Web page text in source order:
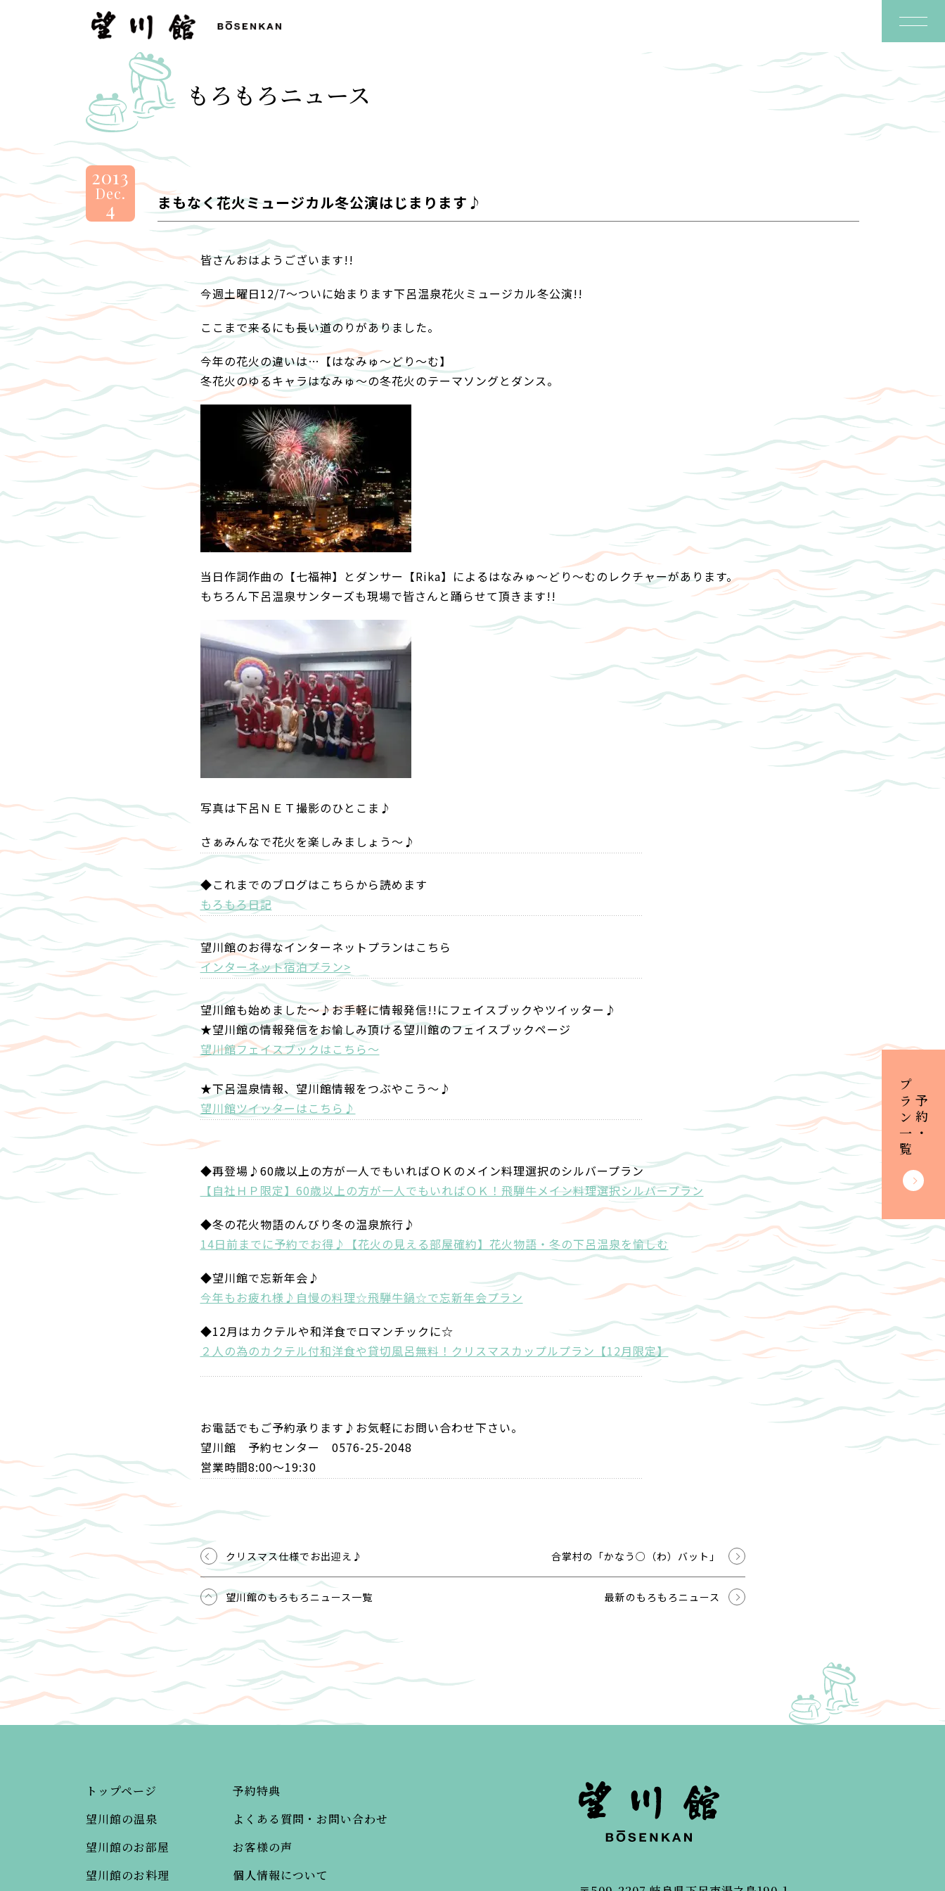
望
川
BOSENKAN
ご予約・
プラン一覧
もろもろニュース
2013
Dec.
4 まもなく花火ミュージカル冬公演はじまります♪
皆さんおはようございます!!
今週土曜日12/7～ついに始まります下呂温泉花火ミュージカル冬公演!!
ここまで来るにも長い道のりがありました。
今年の花火の違いは…【はなみゅ～どり～む】
冬花火のゆるキャラはなみゅ～の冬花火のテーマソングとダンス。
当日作詞作曲の【七福神】とダンサー【Rika】によるはなみゅ～どり～むのレクチャーがあります。
もちろん下呂温泉サンターズも現場で皆さんと踊らせて頂きます!!
写真は下呂ＮＥＴ撮影のひとこま♪
さぁみんなで花火を楽しみましょう～♪
◆これまでのブログはこちらから読めます
もろもろ日記
望川館のお得なインターネットプランはこちら
インターネット宿泊プラン>
望川館も始めました～♪お手軽に情報発信!!にフェイスブックやツイッター♪
★望川館の情報発信をお愉しみ頂ける望川館のフェイスブックページ
望川館フェイスブックはこちら～
★下呂温泉情報、望川館情報をつぶやこう～♪
望川館ツイッターはこちら♪
◆再登場♪60歳以上の方が一人でもいればＯＫのメイン料理選択のシルバープラン
【自社ＨＰ限定】60歳以上の方が一人でもいればＯＫ！飛騨牛メイン料理選択シルバープラン
◆冬の花火物語のんびり冬の温泉旅行♪
14日前までに予約でお得♪【花火の見える部屋確約】花火物語・冬の下呂温泉を愉しむ
◆望川館で忘新年会♪
今年もお疲れ様♪自慢の料理☆飛騨牛鍋☆で忘新年会プラン
◆12月はカクテルや和洋食でロマンチックに☆
２人の為のカクテル付和洋食や貸切風呂無料！クリスマスカップルプラン【12月限定】
お電話でもご予約承ります♪お気軽にお問い合わせ下さい。
望川館 予約センター 0576-25-2048
営業時間8:00～19:30
クリスマス仕様でお出迎え♪ 合掌村の「かなう○（わ）バット」
望川館のもろもろニュース一覧 最新のもろもろニュース
トップページ
望川館の温泉
望川館のお部屋
望川館のお料理
予約特典
よくある質問・お問い合わせ
お客様の声
個人情報について